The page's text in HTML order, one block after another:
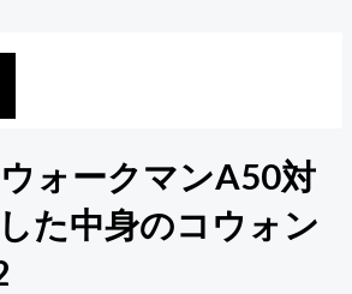
ォークマンA50対
た中身のコウォン